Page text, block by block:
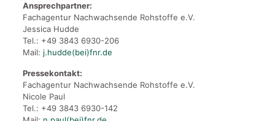
Ansprechpartner:
Fachagentur Nachwachsende Rohstoffe e.V.
Jessica Hudde
Tel.: +49 3843 6930-206
Mail: j.hudde(bei)fnr.de
Pressekontakt:
Fachagentur Nachwachsende Rohstoffe e.V.
Nicole Paul
Tel.: +49 3843 6930-142